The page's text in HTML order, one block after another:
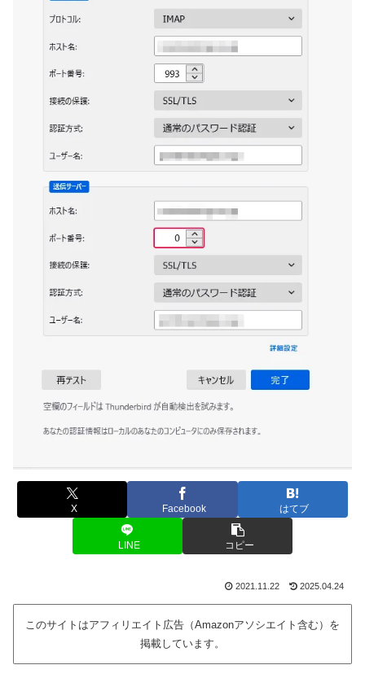
X Facebook はてブ
LINE コピー
2021.11.22 2025.04.24
このサイトはアフィリエイト広告（Amazonアソシエイト含む）を
掲載しています。